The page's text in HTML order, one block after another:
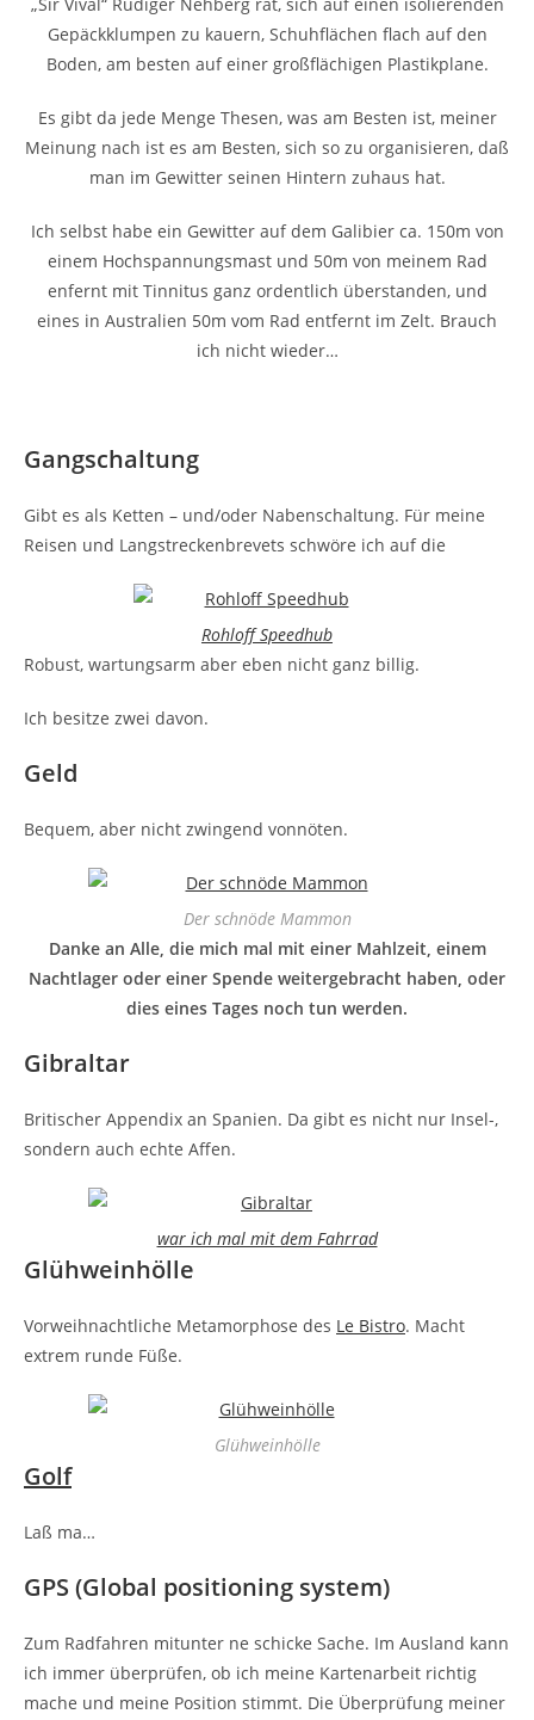
„Sir Vival“ Rüdiger Nehberg rät, sich auf einen isolierenden
Gepäckklumpen zu kauern, Schuhflächen flach auf den
Boden, am besten auf einer großflächigen Plastikplane.
Es gibt da jede Menge Thesen, was am Besten ist, meiner
Meinung nach ist es am Besten, sich so zu organisieren, daß
man im Gewitter seinen Hintern zuhaus hat.
Ich selbst habe ein Gewitter auf dem Galibier ca. 150m von
einem Hochspannungsmast und 50m von meinem Rad
enfernt mit Tinnitus ganz ordentlich überstanden, und
eines in Australien 50m vom Rad entfernt im Zelt. Brauch
ich nicht wieder…
Gangschaltung
Gibt es als Ketten – und/oder Nabenschaltung. Für meine
Reisen und Langstreckenbrevets schwöre ich auf die
Rohloff Speedhub
Robust, wartungsarm aber eben nicht ganz billig.
Ich besitze zwei davon.
Geld
Bequem, aber nicht zwingend vonnöten.
Der schnöde Mammon
Danke an Alle, die mich mal mit einer Mahlzeit, einem
Nachtlager oder einer Spende weitergebracht haben, oder
dies eines Tages noch tun werden.
Gibraltar
Britischer Appendix an Spanien. Da gibt es nicht nur Insel-,
sondern auch echte Affen.
war ich mal mit dem Fahrrad
Glühweinhölle
Vorweihnachtliche Metamorphose des Le Bistro. Macht
extrem runde Füße.
Glühweinhölle
Golf
Laß ma…
GPS (Global positioning system)
Zum Radfahren mitunter ne schicke Sache. Im Ausland kann
ich immer überprüfen, ob ich meine Kartenarbeit richtig
mache und meine Position stimmt. Die Überprüfung meiner